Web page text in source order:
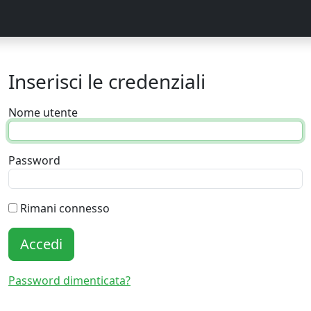
Inserisci le credenziali
Nome utente
Password
Rimani connesso
Accedi
Password dimenticata?